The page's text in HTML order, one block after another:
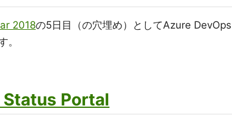
2018の5日目（の穴埋め）としてAzure DevOps
。
Portal